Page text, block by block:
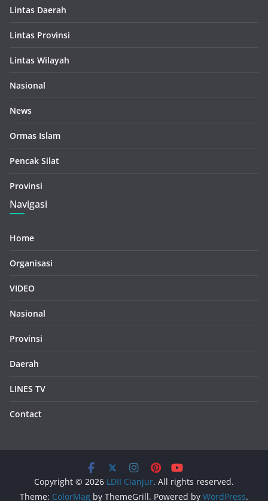
Lintas Daerah
Lintas Provinsi
Lintas Wilayah
Nasional
News
Ormas Islam
Pencak Silat
Provinsi
Navigasi
Home
Organisasi
VIDEO
Nasional
Provinsi
Daerah
LINES TV
Contact
Copyright © 2026 LDII Cianjur. All rights reserved.
Theme: ColorMag by ThemeGrill. Powered by WordPress.